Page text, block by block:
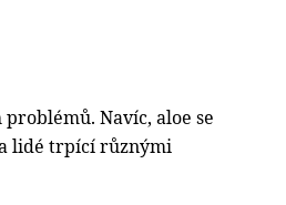
Navíc, aloe se
lidé trpící různými